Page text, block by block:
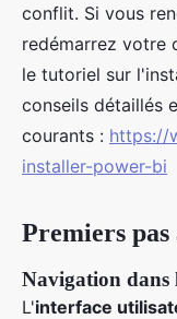
conflit. Si vous
redémarrez votre
le tutoriel sur
conseils détaillés
courants : https://
installer-power-bi
Premiers
Navigation
L'interface